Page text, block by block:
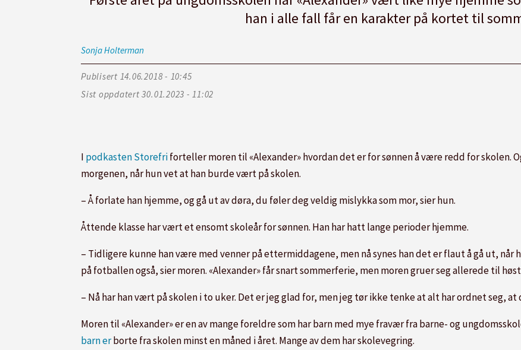
han i alle fall får en karakter på kortet til
SonjaHolterman
Publisert
14.06.2018 - 10:45
Sist oppdatert
30.01.2023 - 11:02
I podkasten Storefriforteller moren til «Alexander» hvordan det er for sønnen å være redd for skolen.
morgenen, når hun vet at han burde vært på skolen.
– Å forlate han hjemme, og gå ut av døra, du føler deg veldig mislykka som mor, sier hun.
Åttende klasse har vært et ensomt skoleår for sønnen. Han har hatt lange perioder hjemme.
– Tidligere kunne han være med venner på ettermiddagene, men nå synes han det er flaut å gå ut, når
på fotballen også, sier moren. «Alexander» får snart sommerferie, men moren gruer seg allerede til
– Nå har han vært på skolen i to uker. Det er jeg glad for, men jeg tør ikke tenke at alt har ordnet seg,
Moren til «Alexander» er en av mange foreldre som har barn med mye fravær fra barne- og
barn erborte fra skolen minst en måned i året. Mange av dem har skolevegring.